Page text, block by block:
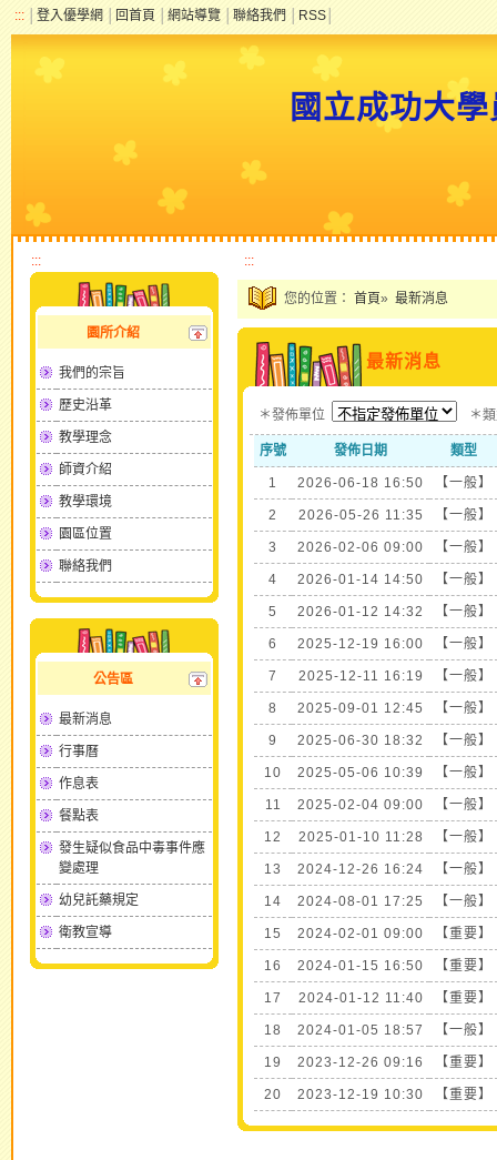
::: 登入優學網 回首頁 網站導覽 聯絡我們 RSS
國立成功大
:::
園所介紹
我們的宗旨
歷史沿革
教學理念
師資介紹
教學環境
園區位置
聯絡我們
公告區
最新消息
行事曆
作息表
餐點表
發生疑似食品中毒事件應
變處理
幼兒託藥規定
衛教宣導
:::
您的位置： 首頁» 最新消息
最新消息
＊發佈單位 ＊
序號 發佈日期 類型
1 2026-06-18 16:50 【一般】
2 2026-05-26 11:35 【一般】
3 2026-02-06 09:00 【一般】
4 2026-01-14 14:50 【一般】
5 2026-01-12 14:32 【一般】
6 2025-12-19 16:00 【一般】
7 2025-12-11 16:19 【一般】
8 2025-09-01 12:45 【一般】
9 2025-06-30 18:32 【一般】
10 2025-05-06 10:39 【一般】
11 2025-02-04 09:00 【一般】
12 2025-01-10 11:28 【一般】
13 2024-12-26 16:24 【一般】
14 2024-08-01 17:25 【一般】
15 2024-02-01 09:00 【重要】
16 2024-01-15 16:50 【重要】
17 2024-01-12 11:40 【重要】
18 2024-01-05 18:57 【一般】
19 2023-12-26 09:16 【重要】
20 2023-12-19 10:30 【重要】